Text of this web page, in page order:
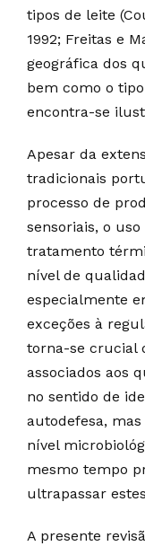
tipos de leite
1992; Freitas e
geográfica dos
bem como o
encontra-se
Apesar da
tradicionais
processo de
sensoriais, o
tratamento
nível de
especialmente
exceções à
torna-se crucial
associados aos
no sentido de
autodefesa,
nível
mesmo tempo
ultrapassar
A presente